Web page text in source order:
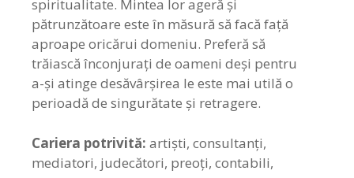
spiritualitate. Mintea lor ageră și
pătrunzătoare este în măsură să facă față
aproape oricărui domeniu. Preferă să
trăiască înconjurați de oameni deși pentru
a-și atinge desăvârșirea le este mai utilă o
perioadă de singurătate și retragere.
Cariera potrivită: artiști, consultanți,
mediatori, judecători, preoți, contabili,